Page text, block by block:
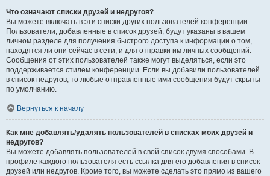
Что означают списки друзей и недругов?
Вы можете включать в эти списки других пользователей конференции.
Пользователи, добавленные в список друзей, будут указаны в вашем
личном разделе для получения быстрого доступа к информации о том,
находятся ли они сейчас в сети, и для отправки им личных сообщений.
Сообщения от этих пользователей также могут выделяться, если это
поддерживается стилем конференции. Если вы добавили пользователей
в список недругов, то любые отправленные ими сообщения будут скрыты
по умолчанию.
Вернуться к началу
Как мне добавлять/удалять пользователей в списках моих друзей и
недругов?
Вы можете добавлять пользователей в свой список двумя способами. В
профиле каждого пользователя есть ссылка для его добавления в список
друзей или недругов. Кроме того, вы можете сделать это прямо из вашего